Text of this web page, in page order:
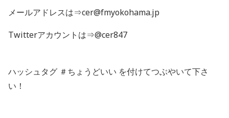
メールアドレスは⇒cer@fmyokohama.jp
Twitterアカウントは⇒@cer847
ハッシュタグ ＃ちょうどいい を付けてつぶやいて下さ
い！